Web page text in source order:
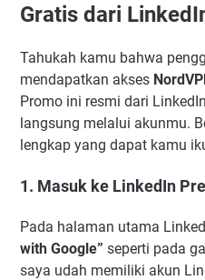
Gratis dari
Tahukah kamu bahwa
mendapatkan akses
Promo ini resmi dari
langsung melalui akunmu.
lengkap yang dapat kamu
1. Masuk ke LinkedIn
Pada halaman utama
with Google” seperti pada
saya udah memiliki akun